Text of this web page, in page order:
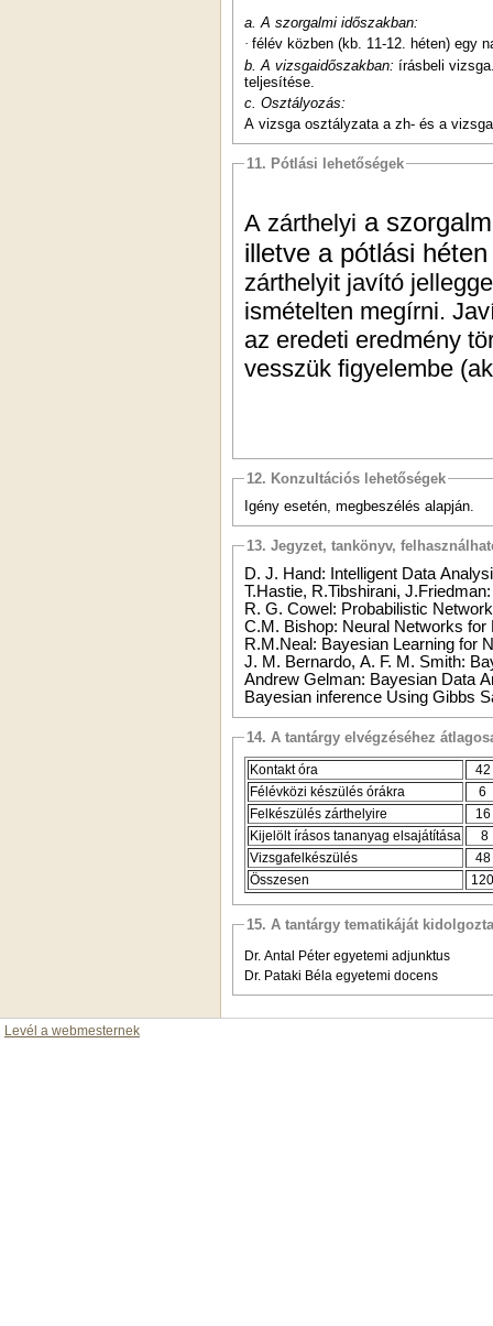
a. A szorgalmi időszakban:
· félév közben (kb. 11-12. héten) egy
b. A vizsgaidőszakban: írásbeli
teljesítése.
c. Osztályozás:
A vizsga osztályzata a zh- és a
11. Pótlási lehetőségek
A zárthelyi a
illetve a pótlási
zárthelyit javító
ismételten megírni.
az eredeti eredmény
vesszük figyelembe
12. Konzultációs lehetőségek
Igény esetén, megbeszélés alapján.
13. Jegyzet, tankönyv,
D. J. Hand:
Intelligent Data
T.Hastie, R.Tibshirani,
R. G. Cowel: Probabilistic
C.M. Bishop: Neural Networks for
R.M.Neal: Bayesian Learning for
J. M. Bernardo, A. F. M. Smith:
Andrew Gelman: Bayesian Data
Bayesian inference Using Gibbs
14. A tantárgy elvégzéséhez
Kontakt óra
42
Félévközi készülés órákra
6
Felkészülés zárthelyire
16
Kijelölt írásos tananyag elsajátítása
8
Vizsgafelkészülés
48
Összesen
120
15. A tantárgy tematikáját kidolgozta
Dr. Antal Péter egyetemi adjunktus
Dr. Pataki Béla egyetemi docens
Levél a webmesternek